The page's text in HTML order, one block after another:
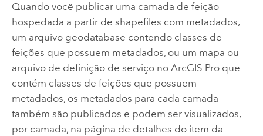
Quando você publicar uma camada de feição
hospedada a partir de shapefiles com metadados,
um arquivo geodatabase contendo classes de
feições que possuem metadados, ou um mapa ou
arquivo de definição de serviço no ArcGIS Proque
contém classes de feições que possuem
metadados, os metadados para cada camada
também são publicados e podem ser visualizados,
por camada, na página de detalhes do item da